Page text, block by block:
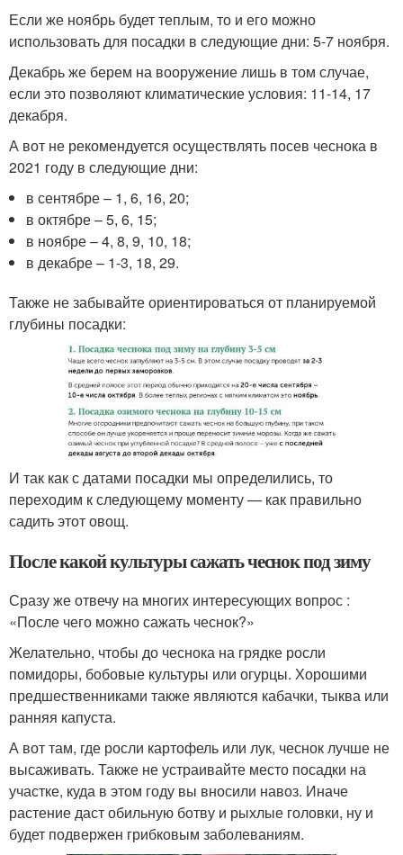
Если же ноябрь будет теплым, то и его можно
использовать для посадки в следующие дни: 5-7 ноября.
Декабрь же берем на вооружение лишь в том случае,
если это позволяют климатические условия: 11-14, 17
декабря.
А вот не рекомендуется осуществлять посев чеснока в
2021 году в следующие дни:
в сентябре – 1, 6, 16, 20;
в октябре – 5, 6, 15;
в ноябре – 4, 8, 9, 10, 18;
в декабре – 1-3, 18, 29.
Также не забывайте ориентироваться от планируемой
глубины посадки:
И так как с датами посадки мы определились, то
переходим к следующему моменту — как правильно
садить этот овощ.
После какой культуры сажать чеснок под зиму
Сразу же отвечу на многих интересующих вопрос :
«После чего можно сажать чеснок?»
Желательно, чтобы до чеснока на грядке росли
помидоры, бобовые культуры или огурцы. Хорошими
предшественниками также являются кабачки, тыква или
ранняя капуста.
А вот там, где росли картофель или лук, чеснок лучше не
высаживать. Также не устраивайте место посадки на
участке, куда в этом году вы вносили навоз. Иначе
растение даст обильную ботву и рыхлые головки, ну и
будет подвержен грибковым заболеваниям.